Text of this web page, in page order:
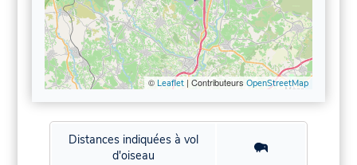
© Leaflet| Contributeurs OpenStreetMap
Distances indiquées à vol
d'oiseau